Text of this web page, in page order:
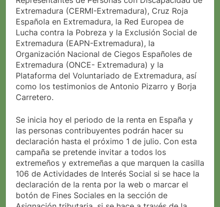
Extremadura (CERMI-Extremadura), Cruz Roja
Española en Extremadura, la Red Europea de
Lucha contra la Pobreza y la Exclusión Social de
Extremadura (EAPN-Extremadura), la
Organización Nacional de Ciegos Españoles de
Extremadura (ONCE- Extremadura) y la
Plataforma del Voluntariado de Extremadura, así
como los testimonios de Antonio Pizarro y Borja
Carretero.
Se inicia hoy el periodo de la renta en España y
las personas contribuyentes podrán hacer su
declaración hasta el próximo 1 de julio. Con esta
campaña se pretende invitar a todos los
extremeños y extremeñas a que marquen la casilla
106 de Actividades de Interés Social si se hace la
declaración de la renta por la web o marcar el
botón de Fines Sociales en la sección de